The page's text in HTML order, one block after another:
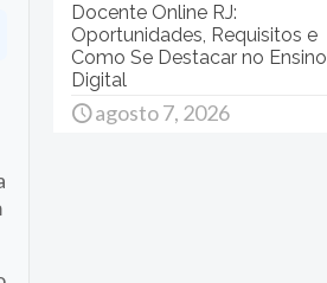
Docente Online RJ:
Oportunidades, Requisitos e
Como Se Destacar no Ensino
Digital
agosto 7, 2026